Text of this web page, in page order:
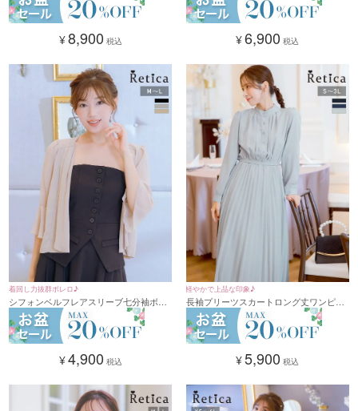
¥8,900 税込 ¥6,900 税込
着回し力抜群ボレロ♪
シフォンベルフレアスリーブ七分袖ボレ
ロ (Mサイズ/Lサイズ)
¥4,900 税込
軽やかで上品な印象♪
長袖プリーツスカートロング丈ワンピー
スドレス (Sサイズ～3Lサイズ)
¥5,900 税込